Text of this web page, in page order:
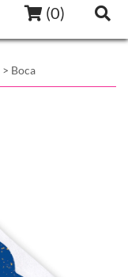
(0)
> Boca